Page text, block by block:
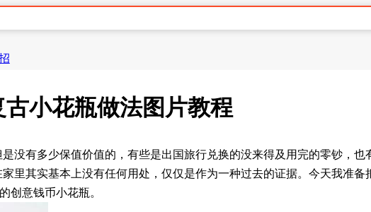
小花瓶做法图片教程
没有多少保值价值的，有些是出国旅行兑换的没来得及用完的零钞，也
里其实基本上没有任何用处，仅仅是作为一种过去的证据。今天我准备
创意钱币小花瓶。